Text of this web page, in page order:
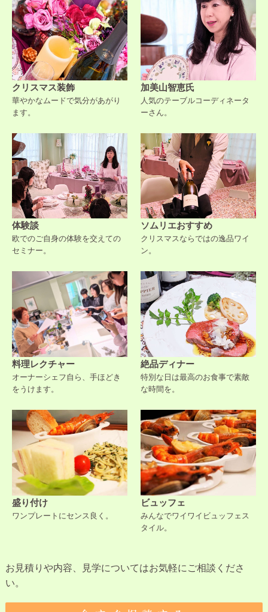
クリスマス装飾
華やかなムードで気分があがり
ます。
加美山智恵氏
人気のテーブルコーディネータ
ーさん。
体験談
欧でのご自身の体験を交えての
セミナー。
ソムリエおすすめ
クリスマスならではの逸品ワイ
ン。
料理レクチャー
オーナーシェフ自ら、手ほどき
をうけます。
絶品ディナー
特別な日は最高のお食事で素敵
な時間を。
盛り付け
ワンプレートにセンス良く。
ビュッフェ
みんなでワイワイビュッフェス
タイル。
お見積りや内容、見学についてはお気軽にご相談くださ
い。